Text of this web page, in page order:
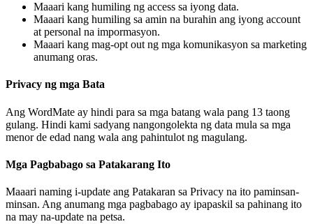
Maaari kang humiling ng access sa iyong data.
Maaari kang humiling sa amin na burahin ang iyong account
at personal na impormasyon.
Maaari kang mag-opt out ng mga komunikasyon sa marketing
anumang oras.
Privacy ng mga Bata
Ang WordMate ay hindi para sa mga batang wala pang 13 taong
gulang. Hindi kami sadyang nangongolekta ng data mula sa mga
menor de edad nang wala ang pahintulot ng magulang.
Mga Pagbabago sa Patakarang Ito
Maaari naming i-update ang Patakaran sa Privacy na ito paminsan-
minsan. Ang anumang mga pagbabago ay ipapaskil sa pahinang ito
na may na-update na petsa.